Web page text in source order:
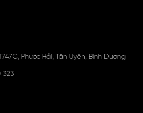
Phước Hải, Tân Uyên, Bình Dương
323